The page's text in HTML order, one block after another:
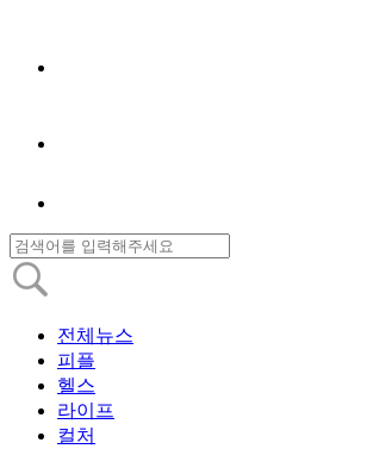
전체뉴스
피플
헬스
라이프
컬처